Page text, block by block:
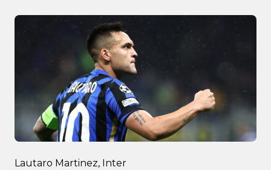
Lautaro Martinez, Inter